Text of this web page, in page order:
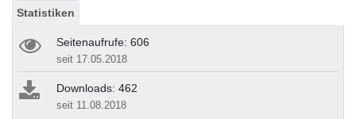
Statistiken
Seitenaufrufe: 606
seit 17.05.2018
Downloads: 462
seit 11.08.2018